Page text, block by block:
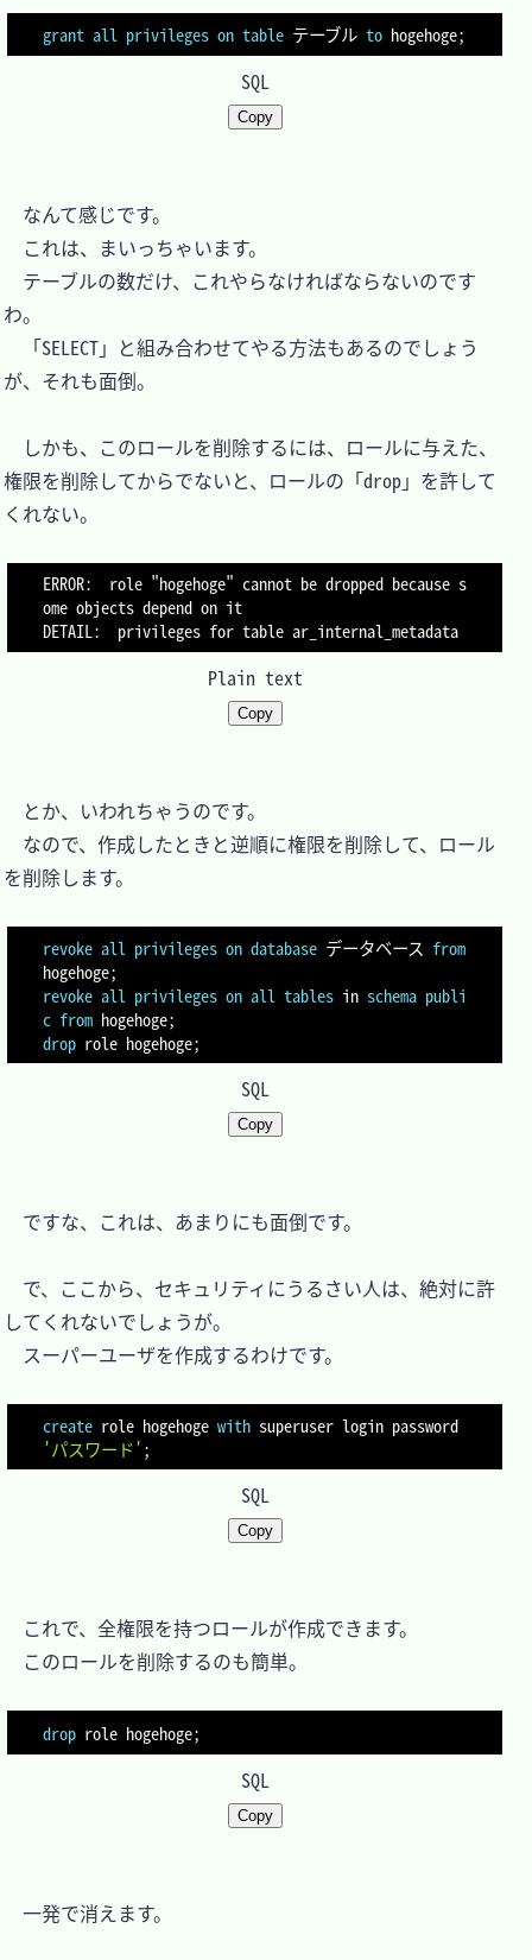
grant all privileges on table テーブル to hogehoge;
SQL
Copy
なんて感じです。
これは、まいっちゃいます。
テーブルの数だけ、これやらなければならないのです
わ。
「SELECT」と組み合わせてやる方法もあるのでしょう
が、それも面倒。
しかも、このロールを削除するには、ロールに与えた、
権限を削除してからでないと、ロールの「drop」を許して
くれない。
ERROR:  role "hogehoge" cannot be dropped because s
ome objects depend on it
Plain text
Copy
とか、いわれちゃうのです。
なので、作成したときと逆順に権限を削除して、ロール
を削除します。
revoke all privileges on database データベース from
hogehoge;
revoke all privileges on all tables in schema publi
c from hogehoge;
drop role hogehoge;
SQL
Copy
ですな、これは、あまりにも面倒です。
で、ここから、セキュリティにうるさい人は、絶対に許
してくれないでしょうが。
スーパーユーザを作成するわけです。
create role hogehoge with
'パスワード';
SQL
Copy
これで、全権限を持つロールが作成できます。
このロールを削除するのも簡単。
drop role hogehoge;
SQL
Copy
一発で消えます。